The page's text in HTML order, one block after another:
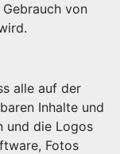
von
alle auf der
Inhalte und
und die Logos
Fotos